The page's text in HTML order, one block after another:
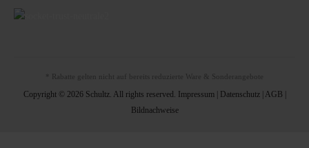
* Rabatte gelten nicht auf bereits reduzierte Ware & Sonderangebote
Copyright © 2026 Schultz. All rights reserved. Impressum| Datenschutz| AGB
Bildnachweise